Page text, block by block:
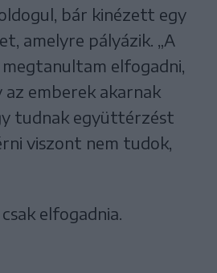
bár kinézett egy
amelyre pályázik. „A
elfogadni,
az emberek akarnak
tudnak együttérzést
viszont nem tudok,
elfogadnia.